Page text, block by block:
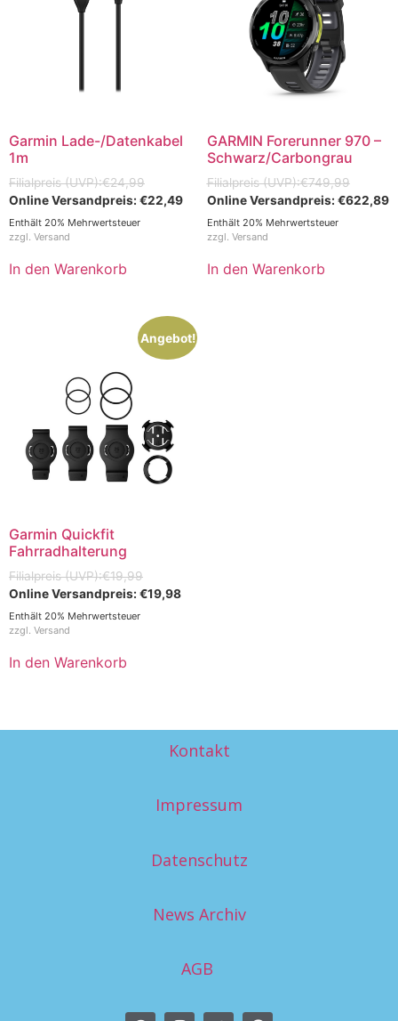
Garmin Lade-/Datenkabel
1m
€24,99
€22,49
Enthält 20% Mehrwertsteuer
zzgl. Versand
In den Warenkorb
GARMIN Forerunner 970 –
Schwarz/Carbongrau
€749,99
€622,89
Enthält 20% Mehrwertsteuer
zzgl. Versand
In den Warenkorb
Angebot!
Garmin Quickfit
Fahrradhalterung
€19,99
€19,98
Enthält 20% Mehrwertsteuer
zzgl. Versand
In den Warenkorb
Kontakt
Impressum
Datenschutz
News Archiv
AGB